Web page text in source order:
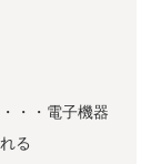
・・電子機器
る